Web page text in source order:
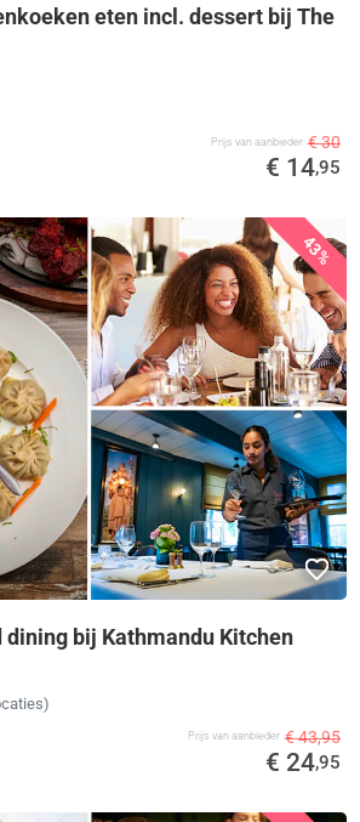
eten incl. dessert bij The
Prijs van aanbieder € 30
€ 14,95
43%
dining bij Kathmandu Kitchen
Prijs van aanbieder € 43,95
€ 24,95